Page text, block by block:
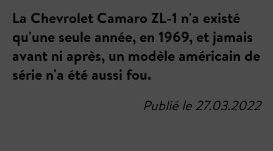
La Chevrolet Camaro ZL-1 n'a existé
qu'une seule année, en 1969, et jamais
avant ni après, un modèle américain de
série n'a été aussi fou.
Publié le 27.03.2022